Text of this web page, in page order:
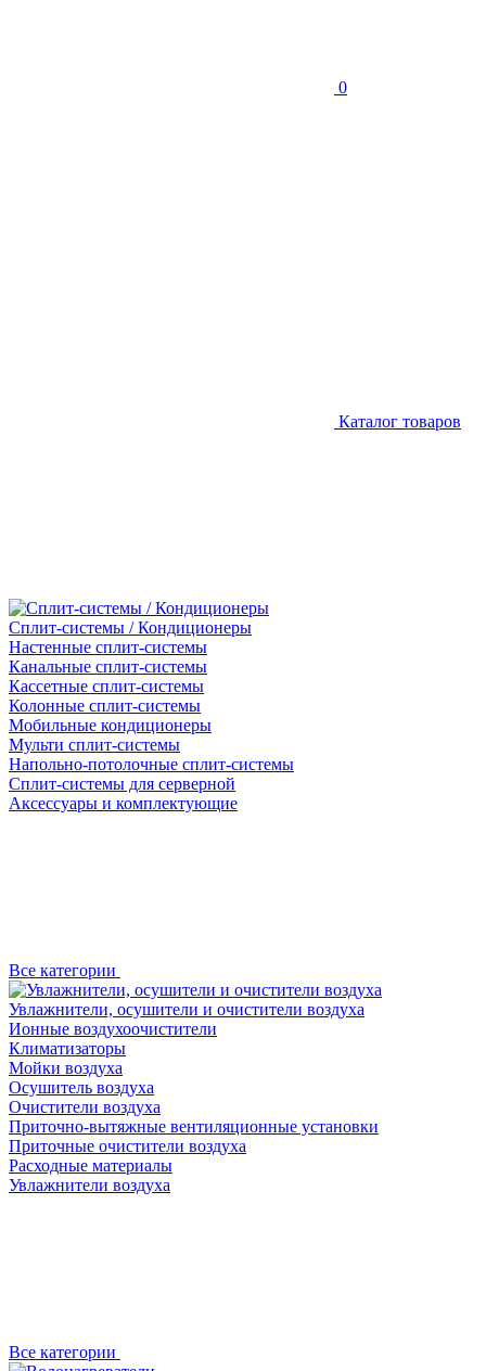
0
Каталог товаров
Сплит-системы / Кондиционеры
Настенные сплит-системы
Канальные сплит-системы
Кассетные сплит-системы
Колонные сплит-системы
Мобильные кондиционеры
Мульти сплит-системы
Напольно-потолочные сплит-системы
Сплит-системы для серверной
Аксессуары и комплектующие
Все категории
Увлажнители, осушители и очистители воздуха
Ионные воздухоочистители
Климатизаторы
Мойки воздуха
Осушитель воздуха
Очистители воздуха
Приточно-вытяжные вентиляционные установки
Приточные очистители воздуха
Расходные материалы
Увлажнители воздуха
Все категории